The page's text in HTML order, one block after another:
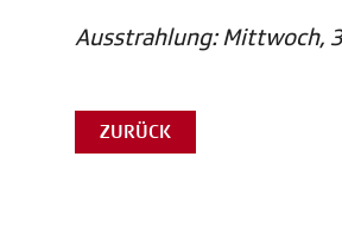
Ausstrahlung: Mittwoch,
ZURÜCK